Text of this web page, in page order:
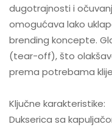
dugotrajnosti i
omogućava lako
brending koncepte.
(tear-off), što
prema potrebama
Ključne karakteristike:
Dukserica sa